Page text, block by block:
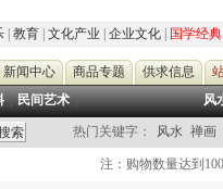
| 教育| 文化产业 企业文化| 国学经典|
新闻中心 商品专题 供求信息
|民间艺术| 风
热门关键字： 风水 禅画
注：购物数量达到